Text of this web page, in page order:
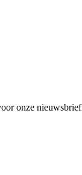
onze nieuwsbrief